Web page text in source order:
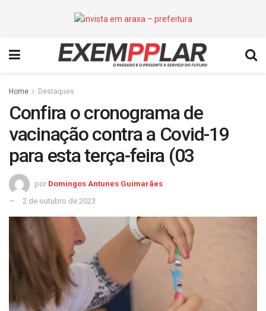
Home Destaques
Confira o cronograma de
vacinação contra a Covid-19
para esta terça-feira (03
por Domingos Antunes Guimarães
2 de outubro de 2023